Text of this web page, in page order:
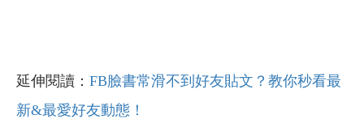
延伸閱讀： FB臉書常滑不到好友貼文？教你秒看最
新&最愛好友動態！